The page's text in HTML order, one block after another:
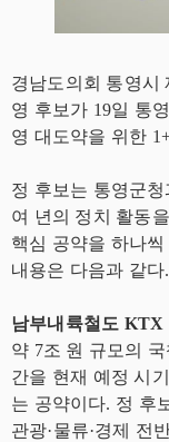
경남도의회 통영시
영 후보가 19일 통
영 대도약을 위한
정 후보는 통영군
여 년의 정치 활동
핵심 공약을 하나
내용은 다음과 같다.
남부내륙철도 KTX
약 7조 원 규모의
간을 현재 예정 시
는 공약이다. 정 후
관광·물류·경제 전